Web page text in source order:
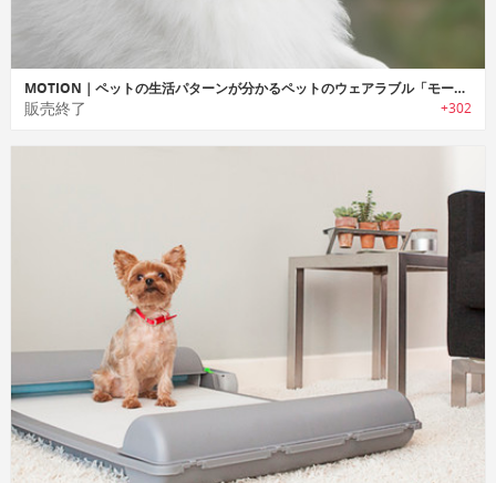
MOTION｜ペットの生活パターンが分かるペットのウェアラブル「モーション」
販売終了 +302